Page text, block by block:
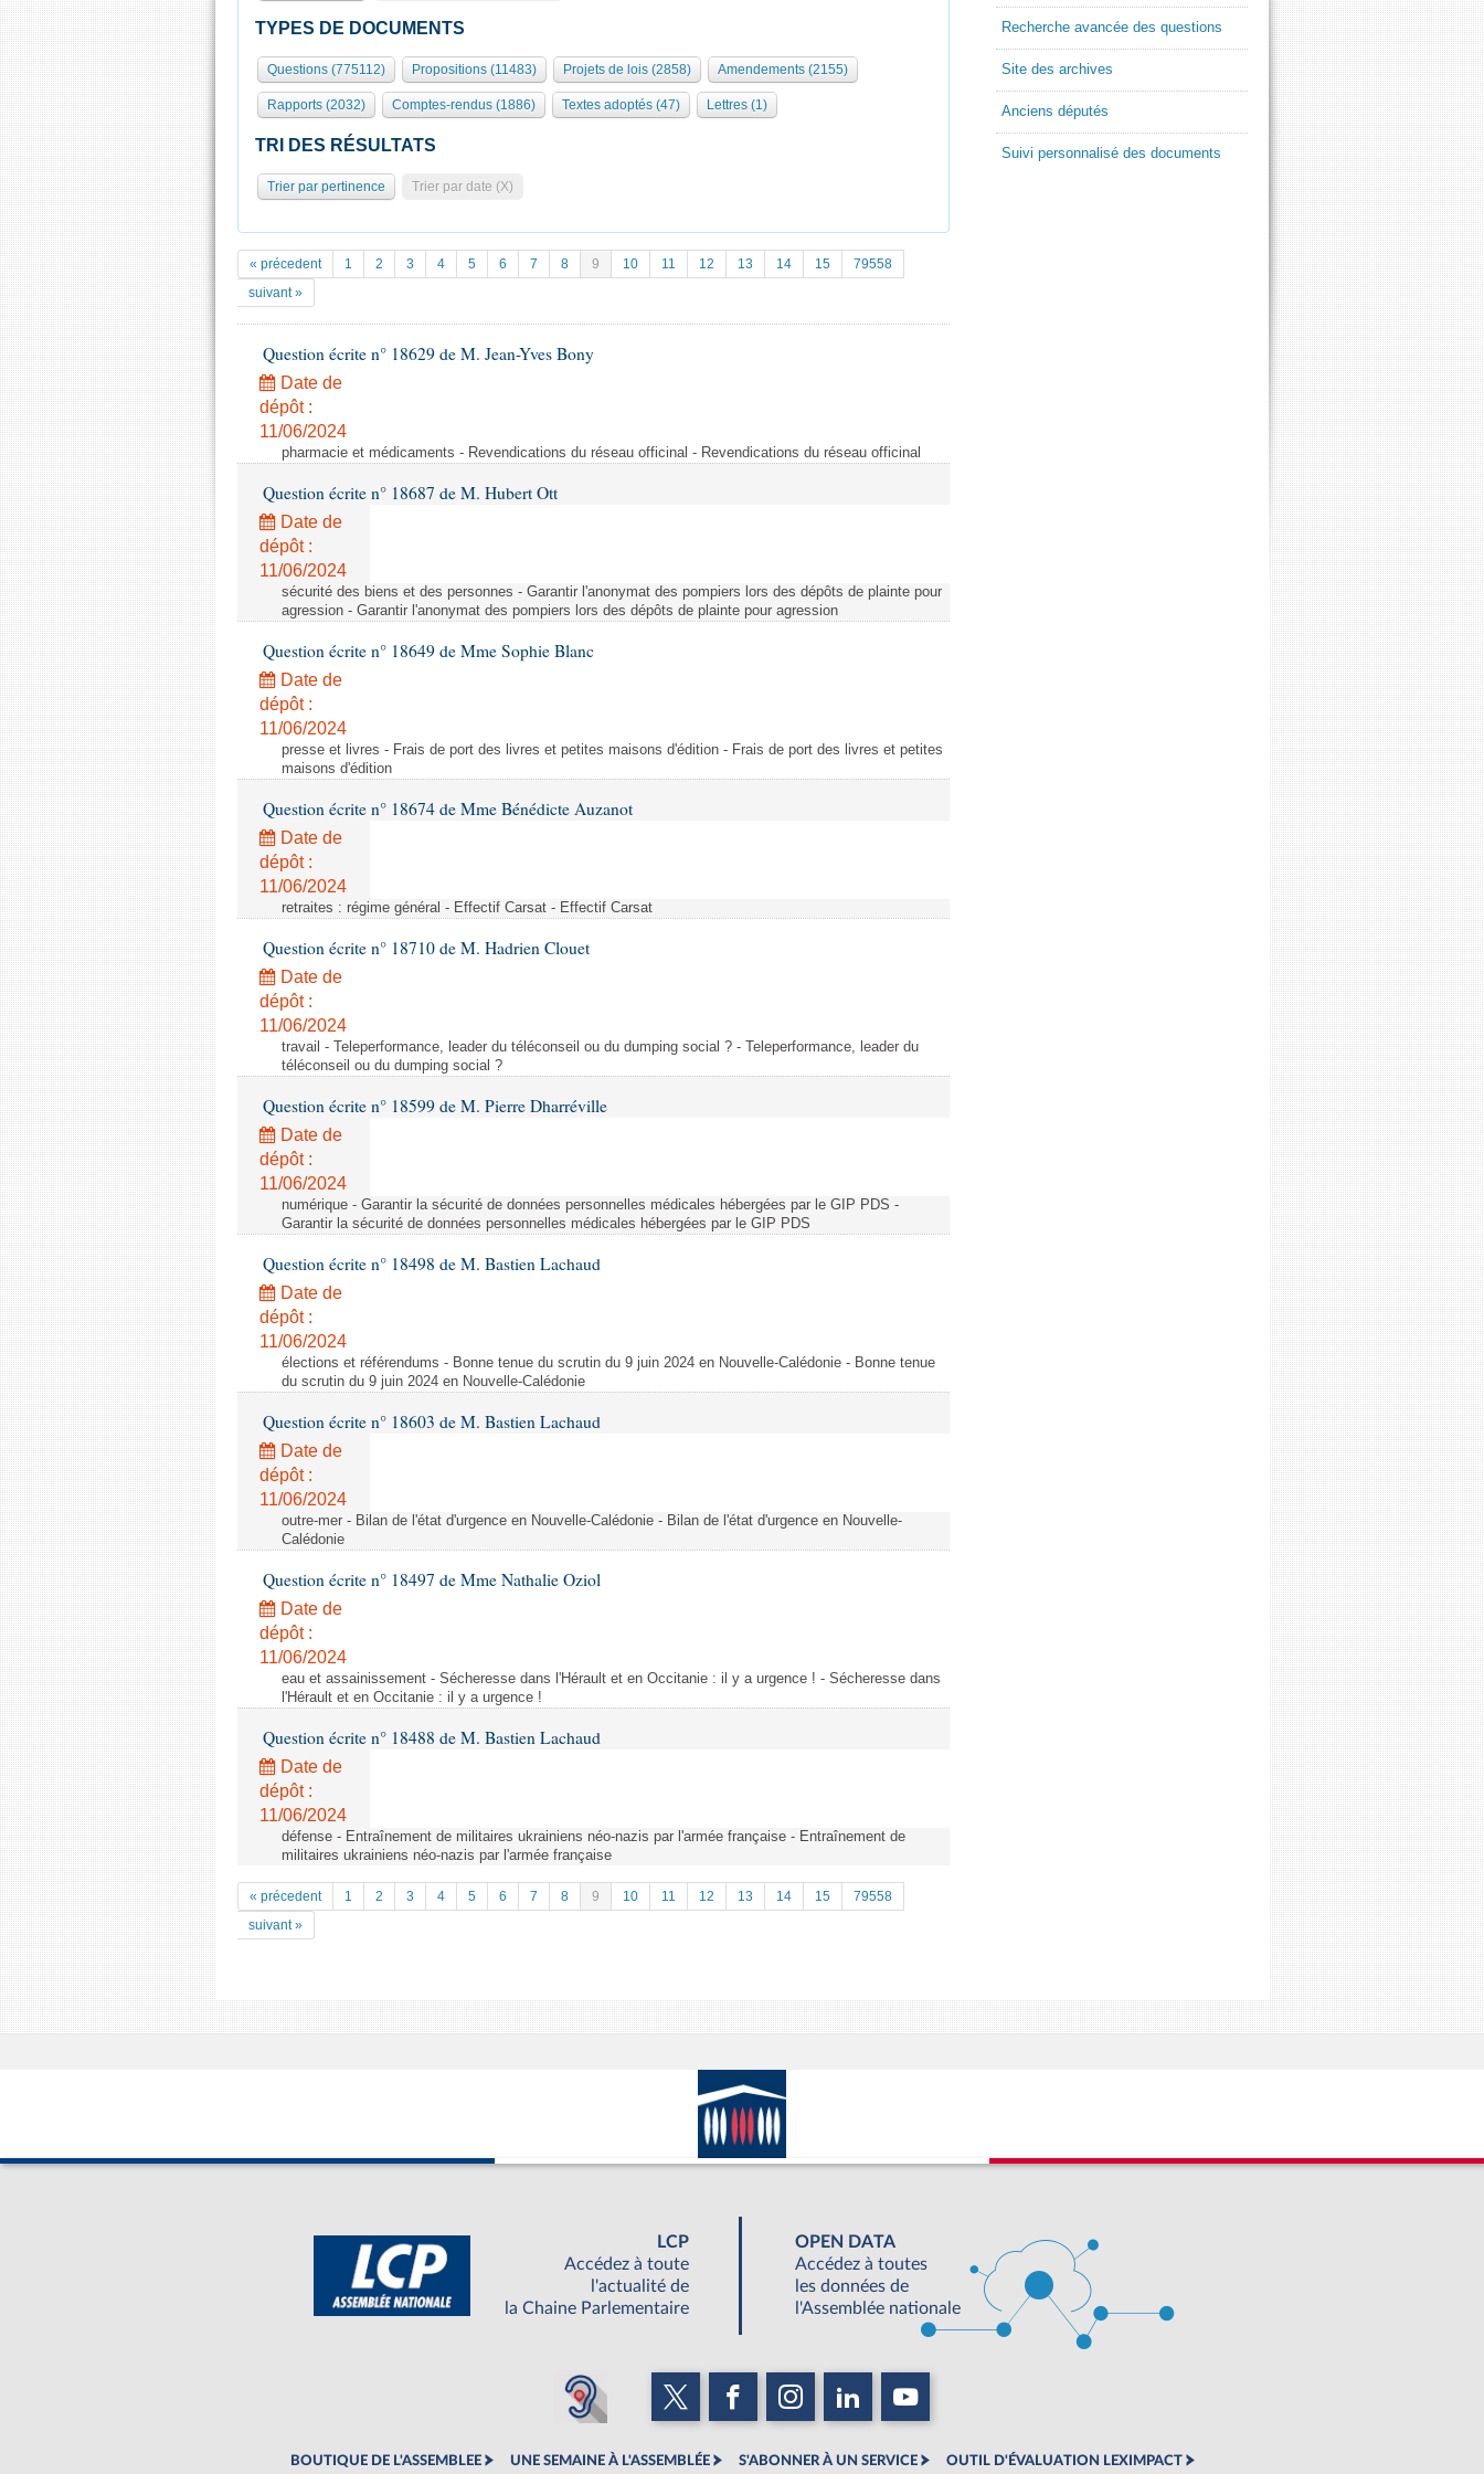
TYPES DE DOCUMENTS
Questions (775112) Propositions (11483) Projets de lois (2858) Amendements (2155)
Rapports (2032) Comptes-rendus (1886) Textes adoptés (47) Lettres (1)
TRI DES RÉSULTATS
Trier par pertinence Trier par date (X)
« précedent 1 2 3 4 5 6 7 8 9 10 11 12 13 14 15
79558
suivant »
Question écrite n° 18629 de M. Jean-Yves Bony
Date de
dépôt :
11/06/2024
pharmacie et médicaments - Revendications du réseau officinal - Revendications du réseau officinal
Question écrite n° 18687 de M. Hubert Ott
Date de
dépôt :
11/06/2024
sécurité des biens et des personnes - Garantir l'anonymat des pompiers lors des dépôts de plainte pour
agression - Garantir l'anonymat des pompiers lors des dépôts de plainte pour agression
Question écrite n° 18649 de Mme Sophie Blanc
Date de
dépôt :
11/06/2024
presse et livres - Frais de port des livres et petites maisons d'édition - Frais de port des livres et petites
maisons d'édition
Question écrite n° 18674 de Mme Bénédicte Auzanot
Date de
dépôt :
11/06/2024
retraites : régime général - Effectif Carsat - Effectif Carsat
Question écrite n° 18710 de M. Hadrien Clouet
Date de
dépôt :
11/06/2024
travail - Teleperformance, leader du téléconseil ou du dumping social ? - Teleperformance, leader du
téléconseil ou du dumping social ?
Question écrite n° 18599 de M. Pierre Dharréville
Date de
dépôt :
11/06/2024
numérique - Garantir la sécurité de données personnelles médicales hébergées par le GIP PDS -
Garantir la sécurité de données personnelles médicales hébergées par le GIP PDS
Question écrite n° 18498 de M. Bastien Lachaud
Date de
dépôt :
11/06/2024
élections et référendums - Bonne tenue du scrutin du 9 juin 2024 en Nouvelle-Calédonie - Bonne tenue
du scrutin du 9 juin 2024 en Nouvelle-Calédonie
Question écrite n° 18603 de M. Bastien Lachaud
Date de
dépôt :
11/06/2024
outre-mer - Bilan de l'état d'urgence en Nouvelle-Calédonie - Bilan de l'état d'urgence en Nouvelle-
Calédonie
Question écrite n° 18497 de Mme Nathalie Oziol
Date de
dépôt :
11/06/2024
eau et assainissement - Sécheresse dans l'Hérault et en Occitanie : il y a urgence ! - Sécheresse dans
l'Hérault et en Occitanie : il y a urgence !
Question écrite n° 18488 de M. Bastien Lachaud
Date de
dépôt :
11/06/2024
défense - Entraînement de militaires ukrainiens néo-nazis par l'armée française - Entraînement de
militaires ukrainiens néo-nazis par l'armée française
« précedent 1 2 3 4 5 6 7 8 9 10 11 12 13 14 15
79558
suivant »
Recherche avancée des questions
Site des archives
Anciens députés
Suivi personnalisé des documents
LCP
Accédez à toute
l'actualité de
la Chaine Parlementaire
OPEN DATA
Accédez à toutes
les données de
l'Assemblée nationale
BOUTIQUE DE L'ASSEMBLEE UNE SEMAINE À L'ASSEMBLÉE S'ABONNER À UN SERVICE OUTIL D'ÉVALUATION LEXIMPACT